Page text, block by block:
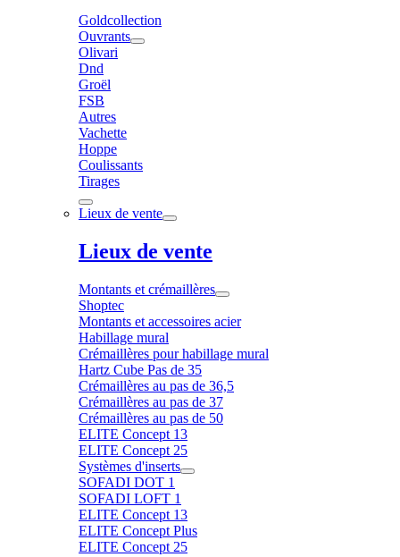
Goldcollection
Ouvrants
Olivari
Dnd
Groël
FSB
Autres
Vachette
Hoppe
Coulissants
Tirages
Lieux de vente
Lieux de vente
Montants et crémaillères
Shoptec
Montants et accessoires acier
Habillage mural
Crémaillères pour habillage mural
Hartz Cube Pas de 35
Crémaillères au pas de 36,5
Crémaillères au pas de 37
Crémaillères au pas de 50
ELITE Concept 13
ELITE Concept 25
Systèmes d'inserts
SOFADI DOT 1
SOFADI LOFT 1
ELITE Concept 13
ELITE Concept Plus
ELITE Concept 25